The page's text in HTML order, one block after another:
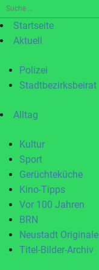
Suche
nach:Startseite
Aktuell
Polizei
Stadtbezirksbeirat
Alltag
Kultur
Sport
Gerüchteküche
Kino-Tipps
Vor 100 Jahren
BRN
Neustadt Originale
Titel-Bilder-Archiv